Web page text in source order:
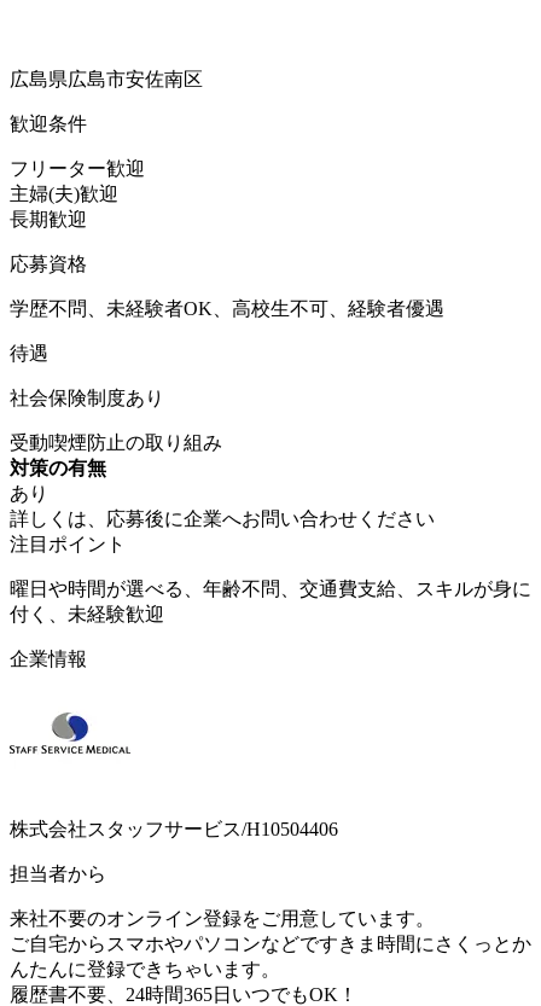
広島県広島市安佐南区
歓迎条件
フリーター歓迎
主婦(夫)歓迎
長期歓迎
応募資格
学歴不問、未経験者OK、高校生不可、経験者優遇
待遇
社会保険制度あり
受動喫煙防止の取り組み
対策の有無
あり
詳しくは、応募後に企業へお問い合わせください
注目ポイント
曜日や時間が選べる、年齢不問、交通費支給、スキルが身に
付く、未経験歓迎
企業情報
株式会社スタッフサービス/H10504406
担当者から
来社不要のオンライン登録をご用意しています。
ご自宅からスマホやパソコンなどですきま時間にさくっとか
んたんに登録できちゃいます。
履歴書不要、24時間365日いつでもOK！